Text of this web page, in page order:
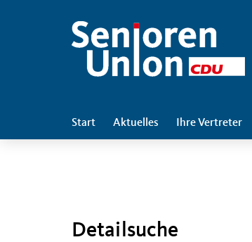
Start Aktuelles Ihre Vertreter
Detailsuche